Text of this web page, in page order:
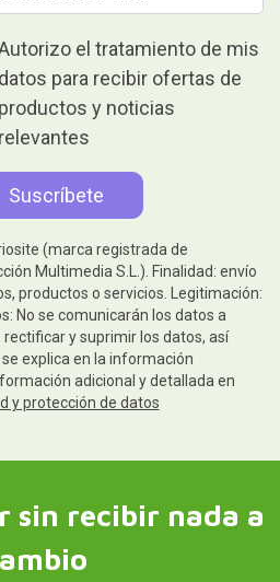
el tratamiento de mis
datos para recibir ofertas de
productos y noticias
relevantes
(marca registrada de
Multimedia S.L.). Finalidad: envío
productos o servicios. Legitimación:
No se comunicarán los datos a
y suprimir los datos, así
explica en la información
adicional y detallada en
y protección de datos
sin recibir nada a